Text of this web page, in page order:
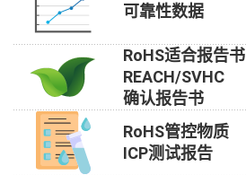
可靠性数据
RoHS适合报告书
REACH/SVHC
确认报告书
RoHS管控物质
ICP测试报告